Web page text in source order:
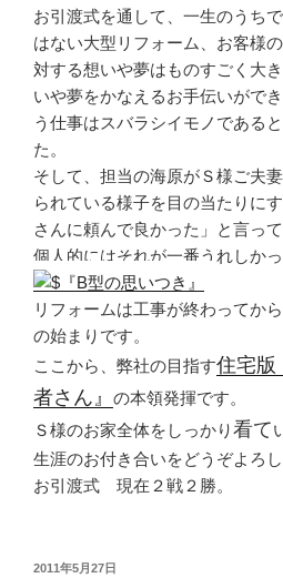
お引渡式を通して、一生のうち
はない大型リフォーム、お客様
対する想いや夢はものすごく大
いや夢をかなえるお手伝いがで
う仕事はスバラシイモノである
た。
そして、担当の海原がＳ様ご夫
られている様子を目の当たりに
さんに頼んで良かった」と言って
個人的にはそれが一番うれしか
リフォームは工事が終わってか
の始まりです。
ここから、弊社の目指す住宅版
者さん』 の本領発揮です。
Ｓ様のお家全体をしっかり看て
生涯のお付き合いをどうぞよろ
お引渡式 現在２戦２勝。
投
2011年5月27日